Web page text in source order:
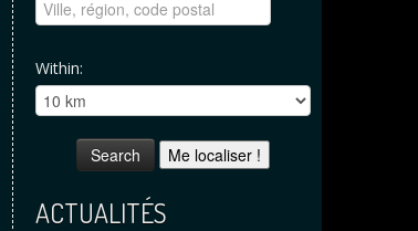
Within:
Me localiser !
ACTUALITÉS